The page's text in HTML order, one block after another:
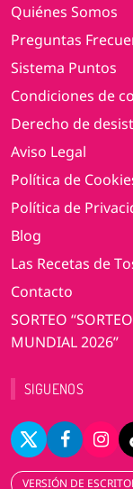
Quiénes Somos
Preguntas
Sistema Puntos
Condiciones de
Derecho de
Aviso Legal
Política de
Política de
Blog
Las Recetas de
Contacto
SORTEO
MUNDIAL 2026”
SIGUENOS
VERSIÓN DE